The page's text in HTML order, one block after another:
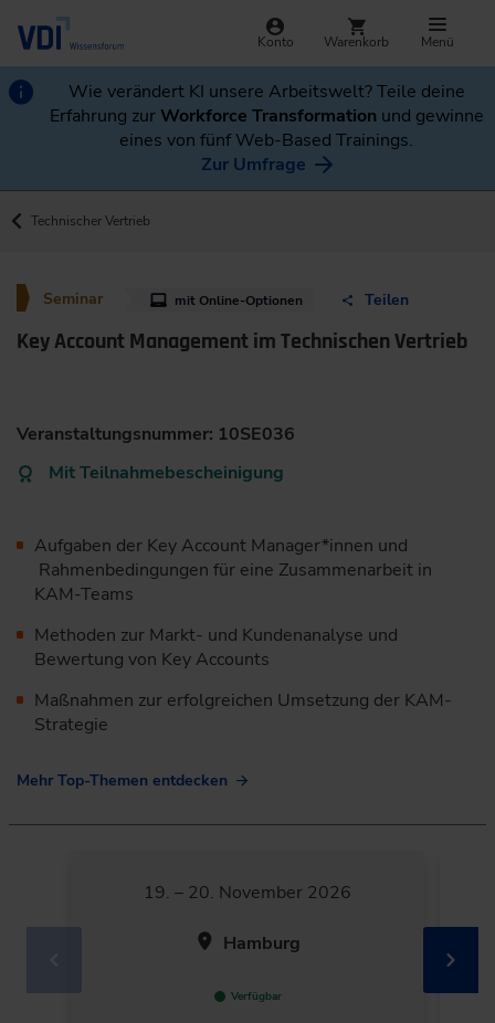
Konto Warenkorb Menü
Wie verändert KI unsere Arbeitswelt? Teile deine
Erfahrung zurWorkforce Transformation und gewinne
eines von fünf Web-Based Trainings.
Zur Umfrage
Technischer Vertrieb
Seminar mit Online-Optionen Teilen
Key Account Management im Technischen Vertrieb
Veranstaltungsnummer: 10SE036
Mit Teilnahmebescheinigung
Aufgaben der Key Account Manager*innen und
Rahmenbedingungen für eine Zusammenarbeit in
KAM-Teams
Methoden zur Markt- und Kundenanalyse und
Bewertung von Key Accounts
Maßnahmen zur erfolgreichen Umsetzung der KAM-
Strategie
Mehr Top-Themen entdecken
19. – 20. November 2026
Hamburg
Verfügbar